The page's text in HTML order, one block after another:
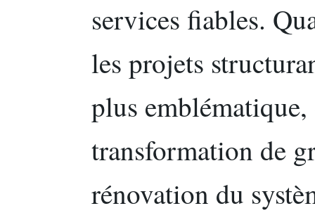
services fiables.
les projets
plus
transformation de
rénovation du